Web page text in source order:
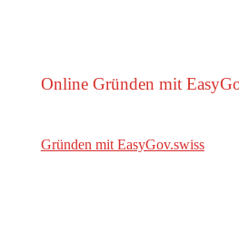
Online Gründen mit
Gründen mit EasyGov.swiss